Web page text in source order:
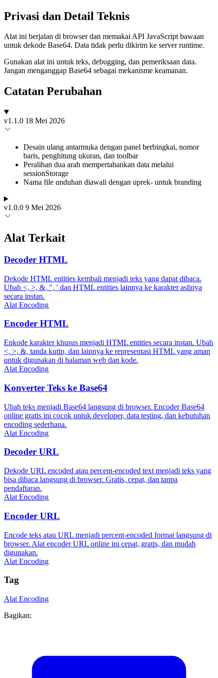
Privasi dan Detail Teknis
Alat ini berjalan di browser dan memakai API JavaScript bawaan
untuk dekode Base64. Data tidak perlu dikirim ke server runtime.
Gunakan alat ini untuk teks, debugging, dan pemeriksaan data.
Jangan menganggap Base64 sebagai mekanisme keamanan.
Catatan Perubahan
v1.1.0 18 Mei 2026
Desain ulang antarmuka dengan panel berbingkai, nomor
baris, penghitung ukuran, dan toolbar
Peralihan dua arah mempertahankan data melalui
sessionStorage
Nama file unduhan diawali dengan uprek- untuk branding
v1.0.0 9 Mei 2026
Alat Terkait
Decoder HTML
Dekode HTML entities kembali menjadi teks yang dapat dibaca.
Ubah <, >, &, ", ' dan HTML entities lainnya ke karakter aslinya
secara instan.
Alat Encoding
Encoder HTML
Enkode karakter khusus menjadi HTML entities secara instan. Ubah
<, >, &, tanda kutip, dan lainnya ke representasi HTML yang aman
untuk digunakan di halaman web dan kode.
Alat Encoding
Konverter Teks ke Base64
Ubah teks menjadi Base64 langsung di browser. Encoder Base64
online gratis ini cocok untuk developer, data testing, dan kebutuhan
encoding sederhana.
Alat Encoding
Decoder URL
Dekode URL encoded atau percent-encoded text menjadi teks yang
bisa dibaca langsung di browser. Gratis, cepat, dan tanpa
pendaftaran.
Alat Encoding
Encoder URL
Encode teks atau URL menjadi percent-encoded format langsung di
browser. Alat encoder URL online ini cepat, gratis, dan mudah
digunakan.
Alat Encoding
Tag
Alat Encoding
Bagikan: